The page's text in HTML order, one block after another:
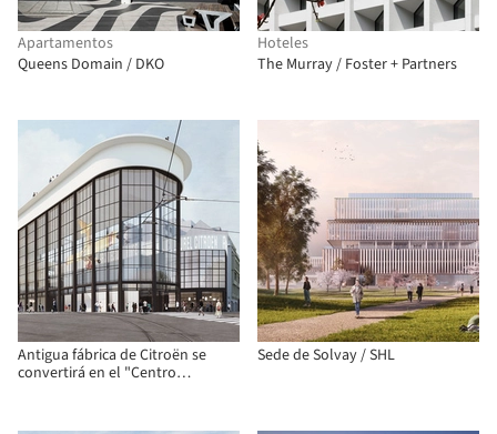
Apartamentos
Queens Domain / DKO
Hoteles
The Murray / Foster + Partners
Antigua fábrica de Citroën se
convertirá en el "Centro
Sede de Solvay / SHL